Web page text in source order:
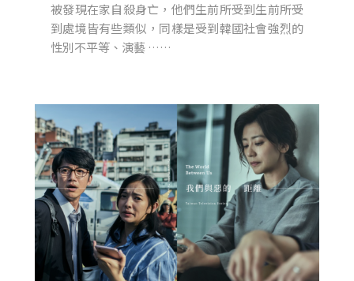
被發現在家自殺身亡，他們生前所受到生前所受
到處境皆有些類似，同樣是受到韓國社會強烈的
性別不平等、演藝 ……